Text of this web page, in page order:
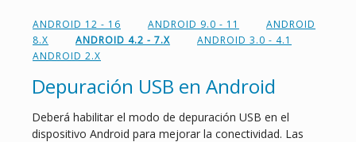
ANDROID 12 - 16 ANDROID 9.0 - 11
ANDROID
8.X
ANDROID 4.2 - 7.X
ANDROID 3.0 - 4.1
ANDROID 2.X
Depuración USB en Android
Deberá habilitar el modo de depuración USB en el
dispositivo Android para mejorar la conectividad. Las